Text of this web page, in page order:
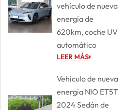
vehículo de nueva
energía de
620km, coche UV
automático
LEER MÁS
Vehículo de nueva
energía NIO ET5T
2024 Sedán de